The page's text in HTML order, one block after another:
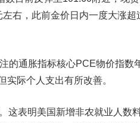
左右，此前金价 日内一度大涨超
通胀指标核心PCE物价指数
际个人支出有所改善。
表明美国新增非农就业人数